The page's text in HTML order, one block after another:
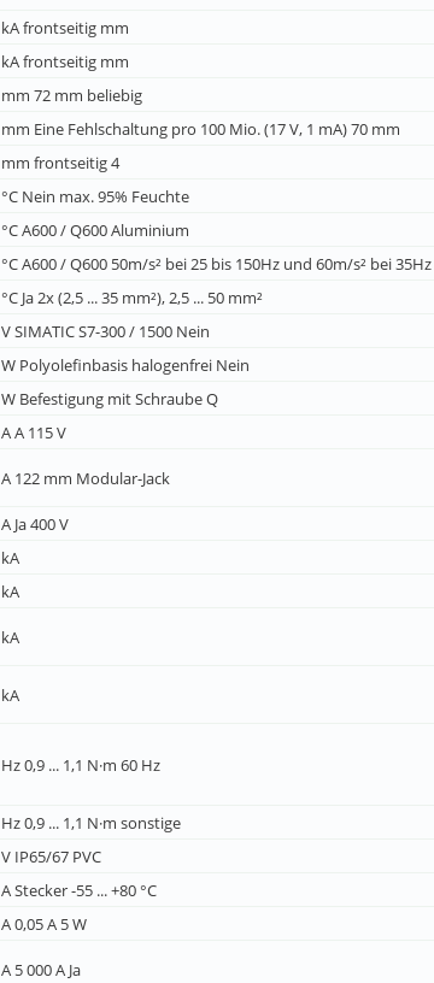
kA frontseitig mm
kA frontseitig mm
mm 72 mm beliebig
mm Eine Fehlschaltung pro 100 Mio. (17 V, 1 mA) 70 mm
mm frontseitig 4
°C Nein max. 95% Feuchte
°C A600 / Q600 Aluminium
°C A600 / Q600 50m/s² bei 25 bis 150Hz und 60m/s² bei
°C Ja 2x (2,5 ... 35 mm²), 2,5 ... 50 mm²
V SIMATIC S7-300 / 1500 Nein
W Polyolefinbasis halogenfrei Nein
W Befestigung mit Schraube Q
A A 115 V
A 122 mm Modular-Jack
A Ja 400 V
kA
kA
kA
kA
Hz 0,9 ... 1,1 N·m 60 Hz
Hz 0,9 ... 1,1 N·m sonstige
V IP65/67 PVC
A Stecker -55 ... +80 °C
A 0,05 A 5 W
A 5 000 A Ja